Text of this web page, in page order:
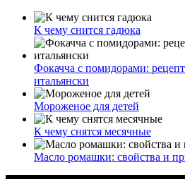
К чему снится гадюка
Фокачча с помидорами:
итальянски
Мороженое для детей
К чему снятся месячные
Масло ромашки: свойства и